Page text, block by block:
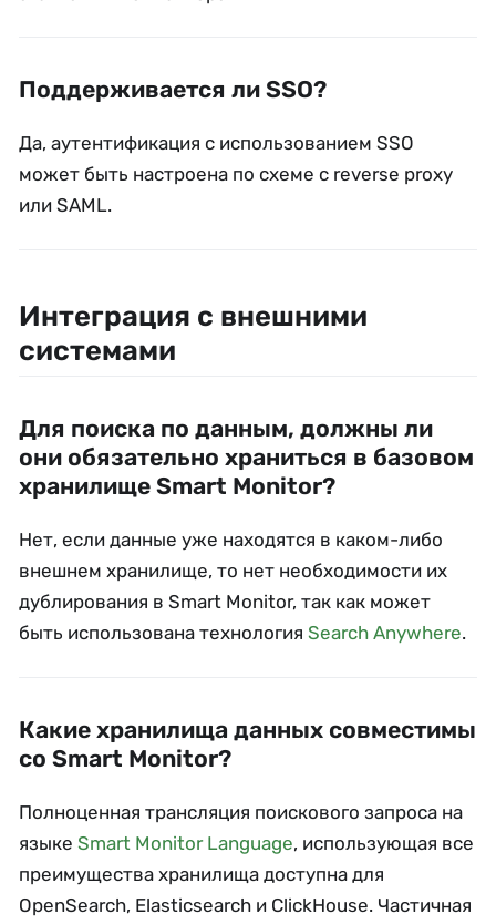
Поддерживается ли SSO?
Да, аутентификация с использованием SSO
может быть настроена по схеме с reverse proxy
или SAML.
Интеграция с внешними
системами
Для поиска по данным, должны ли
они обязательно храниться в базовом
хранилище Smart Monitor?
Нет, если данные уже находятся в каком-либо
внешнем хранилище, то нет необходимости их
дублирования в Smart Monitor, так как может
быть использована технология Search Anywhere.
Какие хранилища данных совместимы
со Smart Monitor?
Полноценная трансляция поискового запроса на
языке Smart Monitor Language, использующая все
преимущества хранилища доступна для
OpenSearch, Elasticsearch и ClickHouse. Частичная